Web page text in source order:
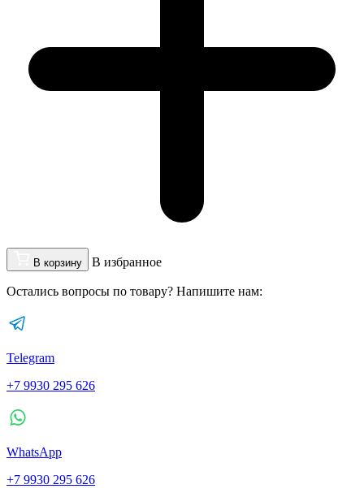
В корзину В избранное
Остались вопросы по товару? Напишите нам:
Telegram
+7 9930 295 626
WhatsApp
+7 9930 295 626